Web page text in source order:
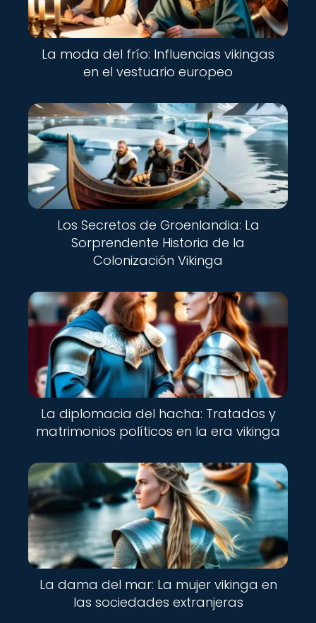
La moda del frío: Influencias vikingas
en el vestuario europeo
Los Secretos de Groenlandia: La
Sorprendente Historia de la
Colonización Vikinga
La diplomacia del hacha: Tratados y
matrimonios políticos en la era vikinga
La dama del mar: La mujer vikinga en
las sociedades extranjeras